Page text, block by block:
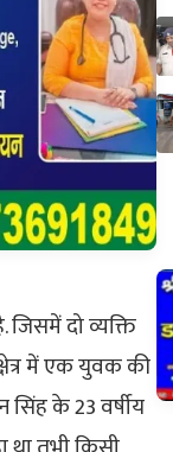
दो व्यक्ति
में एक युवक की
सिंह के 23 वर्षीय